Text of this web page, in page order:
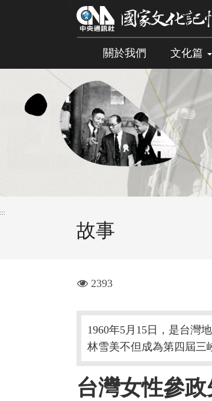
內
關於我們 文化篇
:::
故事
visit
2393
1960年5月15日，是台灣
林雪美不但成為第四屆三
台灣女性參